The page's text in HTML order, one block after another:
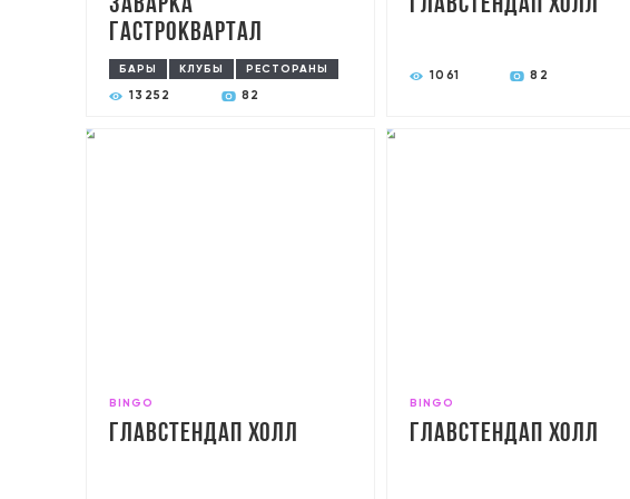
ЗАВАРКА
Гастроквартал
БАРЫ КЛУБЫ РЕСТОРАНЫ
13252 82
главстендап холл
1061 82
BINGO
главстендап холл
BINGO
главстендап холл